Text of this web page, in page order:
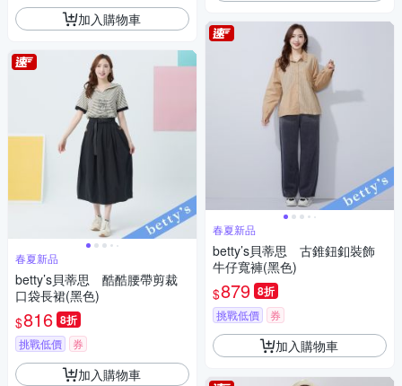
加入購物車
春夏新品
betty’s貝蒂思 酷酷腰帶剪裁
口袋長裙(黑色)
$816 8折
挑戰低價 券
加入購物車
春夏新品
betty’s貝蒂思 古錐鈕釦裝飾
牛仔寬褲(黑色)
$879 8折
挑戰低價 券
加入購物車